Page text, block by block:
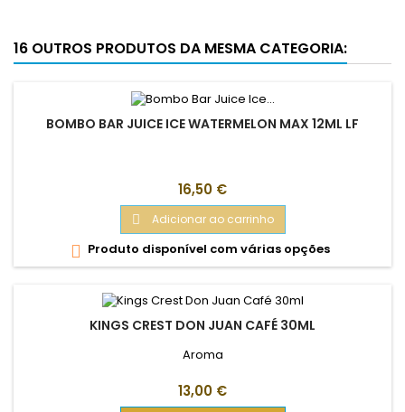
16 OUTROS PRODUTOS DA MESMA CATEGORIA:
BOMBO BAR JUICE ICE WATERMELON MAX 12ML LF
Preço
16,50 €
 Adicionar ao carrinho
 Produto disponível com várias opções
KINGS CREST DON JUAN CAFÉ 30ML
Aroma
Preço
13,00 €